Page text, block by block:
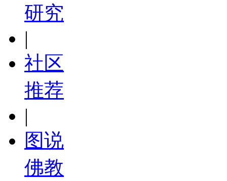
研究
|
社区
推荐
|
图说
佛教